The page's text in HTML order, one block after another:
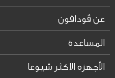
عن ڤودافون
المساعدة
الأجهزه الاكثر شيوعا